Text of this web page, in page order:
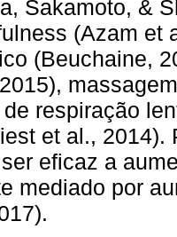
Sakamoto, &
(Azam et
(Beuchaine,
respiração
et al.,
eficaz a
mediado por